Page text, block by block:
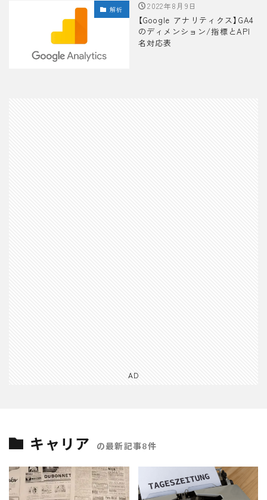
解析 2022年8月9日
【Google アナリティクス】GA4
のディメンション/指標とAPI
名対応表
AD
キャリア の最新記事8件